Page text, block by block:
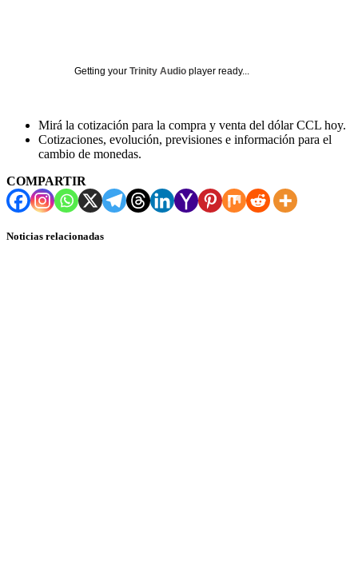
Getting your Trinity Audio player ready...
Mirá la cotización para la compra y venta del dólar CCL hoy.
Cotizaciones, evolución, previsiones e información para el
cambio de monedas.
COMPARTIR
Noticias relacionadas